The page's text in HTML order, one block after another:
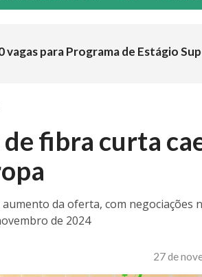
vagas para Programa de Estágio
fibra curta
da oferta, com negociações
de 2024
27 de